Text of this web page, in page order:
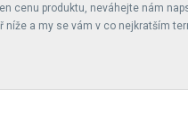
cenu produktu, neváhejte nám
níže a my se vám v co nejkratším